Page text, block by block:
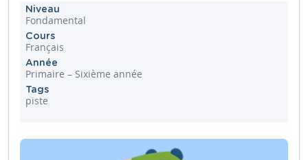
Niveau
Fondamental
Cours
Français
Année
Primaire – Sixième année
Tags
piste